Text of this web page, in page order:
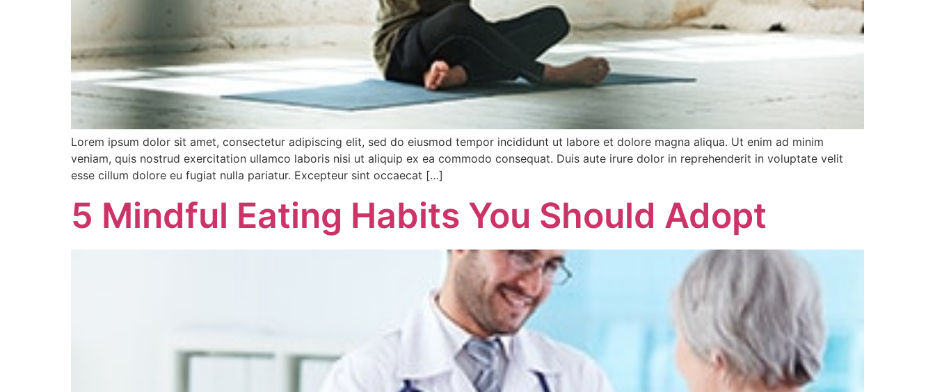
Lorem ipsum dolor sit amet, consectetur adipiscing elit, sed do eiusmod tempor incididunt ut labore et dolore magna aliqua. Ut enim ad minim
veniam, quis nostrud exercitation ullamco laboris nisi ut aliquip ex ea commodo consequat. Duis aute irure dolor in reprehenderit in voluptate velit
esse cillum dolore eu fugiat nulla pariatur. Excepteur sint occaecat […]
5 Mindful Eating Habits You Should Adopt